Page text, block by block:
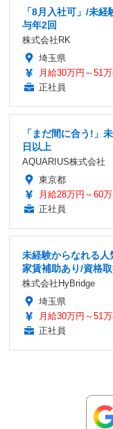
「8月入社可」/未
与年2回
株式会社RK
埼玉県
月給30万円～51
正社員
「まだ間に合う!」
日以上
AQUARIUS株式会社
東京都
月給28万円～60万
正社員
未経験からなれる人
家賃補助あり/資格
株式会社HyBridge
埼玉県
月給30万円～51
正社員